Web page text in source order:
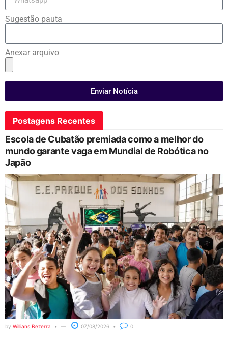
Sugestão pauta
Anexar arquivo
Enviar Notícia
Postagens Recentes
Escola de Cubatão premiada como a melhor do
mundo garante vaga em Mundial de Robótica no
Japão
by Willians Bezerra 07/08/2026 0